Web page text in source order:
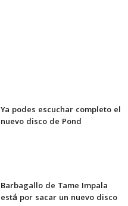
Ya podes escuchar completo el
nuevo disco de Pond
Barbagallo de Tame Impala
está por sacar un nuevo disco